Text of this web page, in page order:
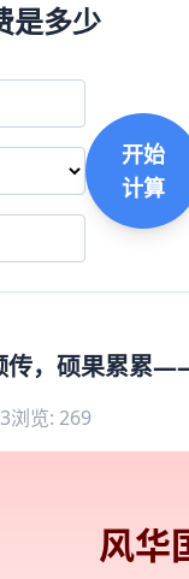
是多少
开始
计算
传，硕果累累
浏览: 269
风华